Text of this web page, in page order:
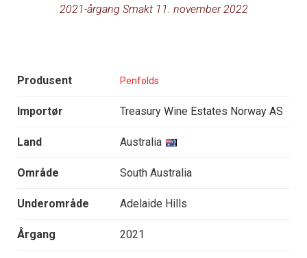
2021-årgang Smakt 11. november 2022
Produsent Penfolds
Importør Treasury Wine Estates Norway AS
Land Australia
Område South Australia
Underområde Adelaide Hills
Årgang 2021